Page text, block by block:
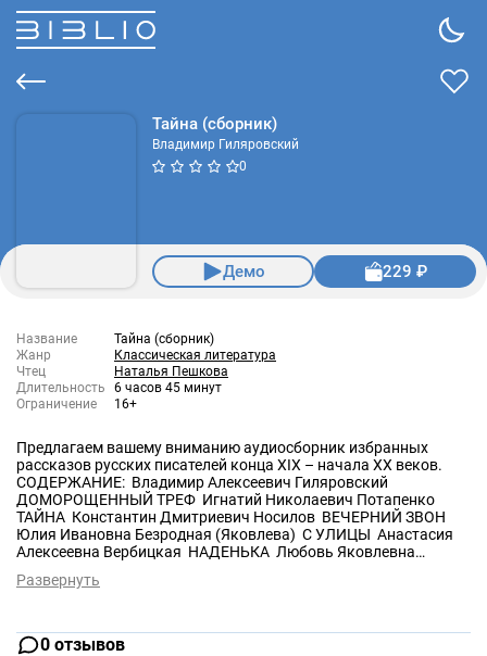
Тайна (сборник)
Владимир Гиляровский
0
Демо 229 ₽
Название
Тайна (сборник)
Жанр
Классическая литература
Чтец
Наталья Пешкова
Длительность
6 часов 45 минут
Ограничение
16+
Предлагаем вашему вниманию аудиосборник избранных
рассказов русских писателей конца XIX – начала XX веков.
СОДЕРЖАНИЕ: Владимир Алексеевич Гиляровский
ДОМОРОЩЕННЫЙ ТРЕФ Игнатий Николаевич Потапенко
ТАЙНА Константин Дмитриевич Носилов ВЕЧЕРНИЙ ЗВОН
Юлия Ивановна Безродная (Яковлева) С УЛИЦЫ Анастасия
Алексеевна Вербицкая НАДЕНЬКА Любовь Яковлевна
Цеховская) ТИХИЙ УГОЛ Анатолий Васильевич Луначарский
Развернуть
0 отзывов